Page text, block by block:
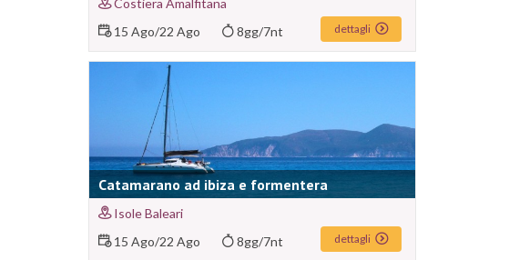
15 Ago/22 Ago 8gg/7nt dettagli
Catamarano ad ibiza e formentera
Isole Baleari
15 Ago/22 Ago 8gg/7nt dettagli